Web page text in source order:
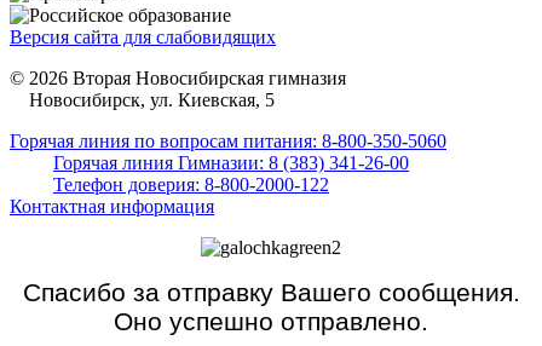
Версия сайта для слабовидящих
© 2026 Вторая Новосибирская гимназия
Новосибирск, ул. Киевская, 5
Горячая линия по вопросам питания: 8-800-350-5060
Горячая линия Гимназии: 8 (383) 341-26-00
Телефон доверия: 8-800-2000-122
Контактная информация
Спасибо за отправку Вашего сообщения.
Оно успешно отправлено.